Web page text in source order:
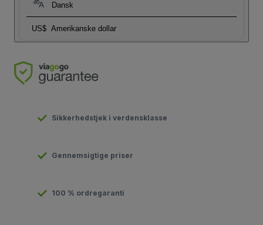
Dansk
US$ Amerikanske dollar
Sikkerhedstjek i verdensklasse
Gennemsigtige priser
100 % ordregaranti